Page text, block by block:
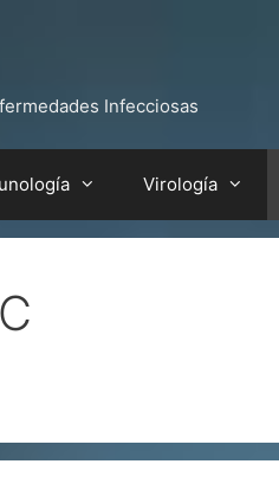
Infecciosas
Virología